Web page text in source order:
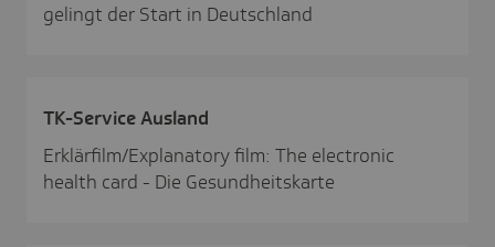
gelingt der Start in Deutschland
TK-Service Ausland
Erklärfilm/Explanatory film: The electronic
health card - Die Gesundheitskarte